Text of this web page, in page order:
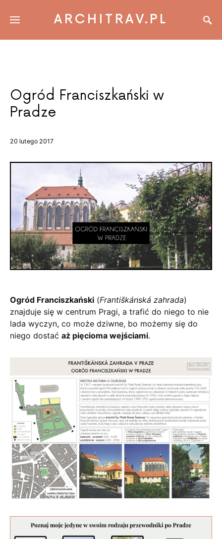
ARCHITRAV.PL
Ogród Franciszkański w
Pradze
20 lutego 2017
Ogród Franciszkański (Františkánská zahrada)
znajduje się w centrum Pragi, a trafić do niego to nie
lada wyczyn, co może dziwne, bo możemy się do
niego dostać aż pięcioma wejściami.